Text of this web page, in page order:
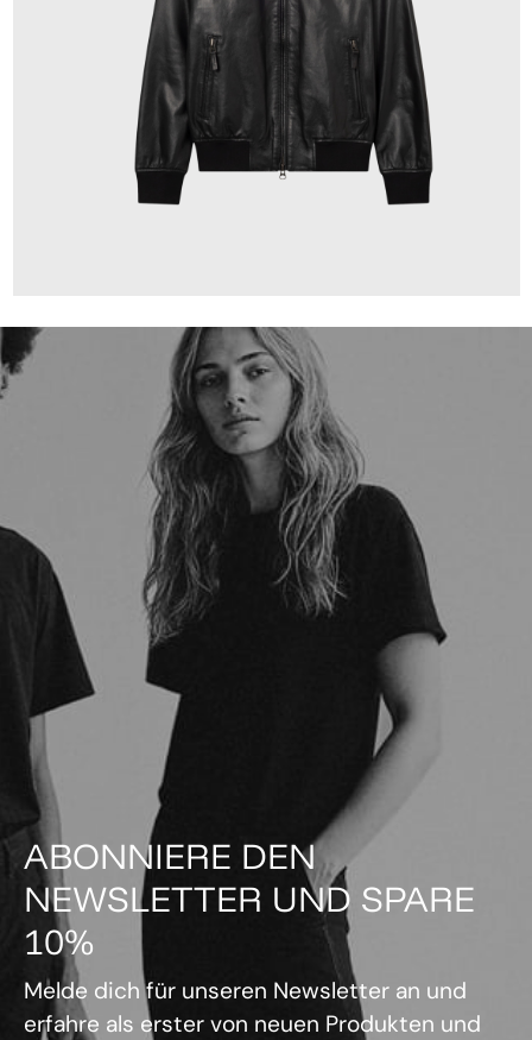
ABONNIERE DEN
NEWSLETTER UND SPARE
10%
Melde dich für unseren Newsletter an und
erfahre als erster von neuen Produkten und